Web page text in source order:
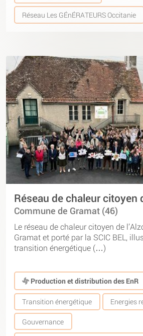
Réseau Les GÉnÉRATEURS Occitanie
Réseau de chaleur citoyen
Commune de Gramat (46)
Le réseau de chaleur citoyen de
Gramat et porté par la SCIC BEL,
transition énergétique (…)
Production et distribution des EnR
Transition énergétique Energies
Gouvernance